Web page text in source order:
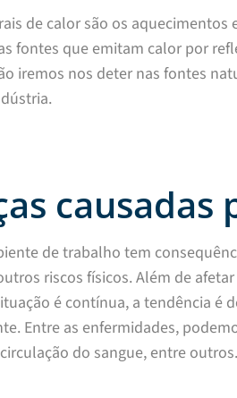
de calor são os
fontes que emitam calor por
iremos nos deter nas fontes
causadas
de trabalho tem
riscos físicos. Além de
é contínua, a tendência é
Entre as enfermidades,
do sangue, entre outros.